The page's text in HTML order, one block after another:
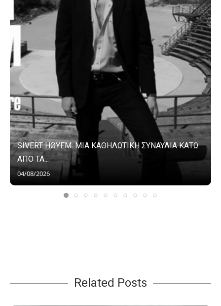
SIVERT HØYEM: ΜΙΑ ΚΑΘΗΛΩΤΙΚΗ ΣΥΝΑΥΛΙΑ ΚΑΤΩ
ΑΠΟ ΤΑ...
04/08/2026
Related Posts